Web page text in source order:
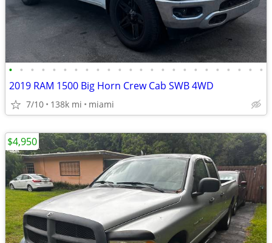
• • • • • • • • • • • • • • • • • • • • • • • •
2019 RAM 1500 Big Horn Crew Cab SWB 4WD
7/10 138k mi miami
$4,950